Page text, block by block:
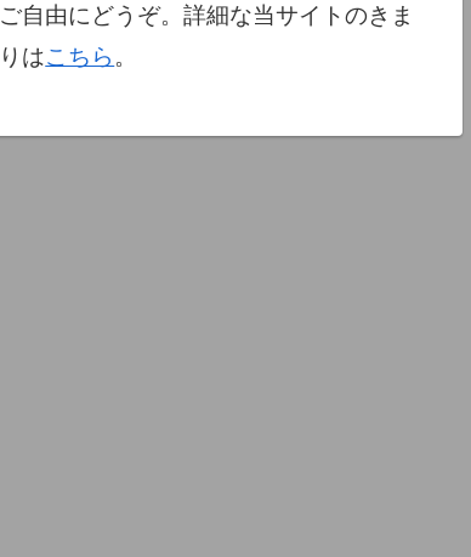
ご自由にどうぞ。詳細な当サイトのきま
りはこちら 。